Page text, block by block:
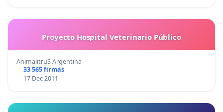
Proyecto Hospital Veterinario Público
AnimalitruS Argentina
33 565 firmas
17 Dec 2011